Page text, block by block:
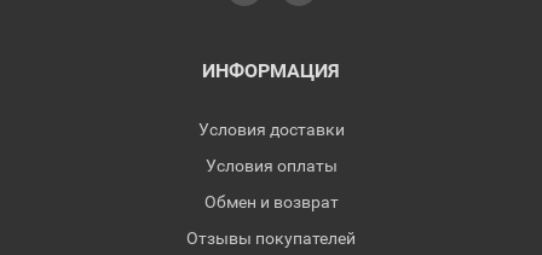
ИНФОРМАЦИЯ
Условия доставки
Условия оплаты
Обмен и возврат
Отзывы покупателей